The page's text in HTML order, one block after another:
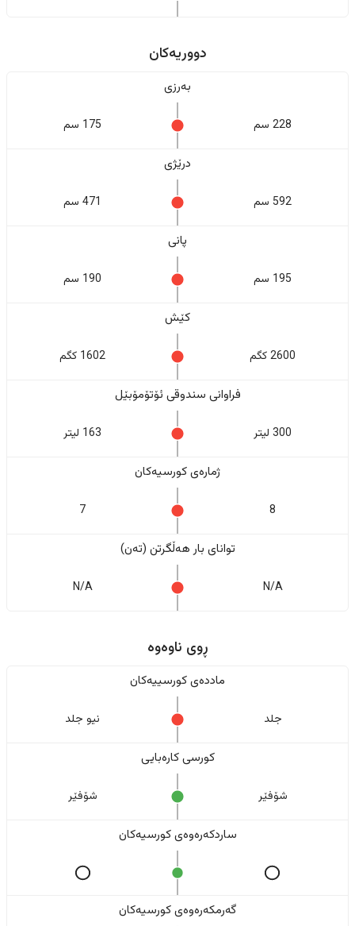
دووریەکان
بەرزی
228 سم 175 سم
درێژی
592 سم 471 سم
پانی
195 سم 190 سم
کێش
2600 کگم 1602 کگم
فراوانی سندوقی ئۆتۆمۆبێل
300 لیتر 163 لیتر
ژمارەی کورسیەکان
8
7
تواناى بار هەڵگرتن (تەن)
N/A
N/A
ڕوی ناوەوە
ماددەی کورسییەکان
جلد نیو جلد
کورسی کارەبایی
شۆفێر شۆفێر
ساردکەرەوەی کورسیەکان
گەرمکەرەوەی کورسیەکان